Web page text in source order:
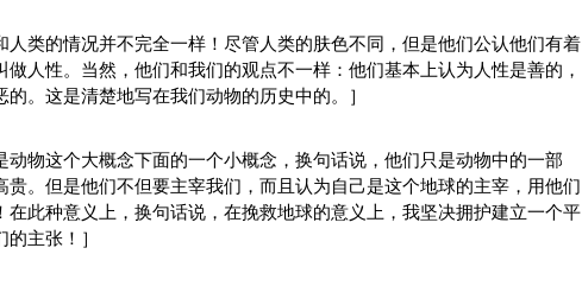
人类的情况并不完全一样！尽管人类的肤色不同，但是他们公认他们有着
人性。当然，他们和我们的观点不一样：他们基本上认为人性是善的，
。这是清楚地写在我们动物的历史中的。］
动物这个大概念下面的一个小概念，换句话说，他们只是动物中的一部
贵。但是他们不但要主宰我们，而且认为自己是这个地球的主宰，用他们
在此种意义上，换句话说，在挽救地球的意义上，我坚决拥护建立一个平
主张！］